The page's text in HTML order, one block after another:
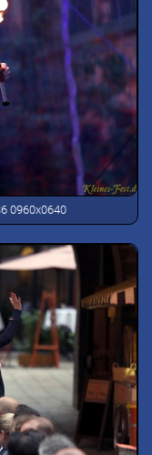
0960x0640